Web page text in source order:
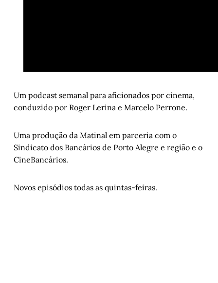
Um podcast semanal para aficionados por cinema,
conduzido por Roger Lerina e Marcelo Perrone.
Uma produção da Matinal em parceria com o
Sindicato dos Bancários de Porto Alegre e região e o
CineBancários.
Novos episódios todas as quintas-feiras.